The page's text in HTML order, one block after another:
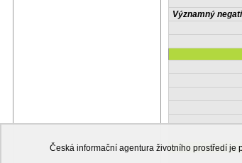
Významný
Česká informační agentura životního prostředí je